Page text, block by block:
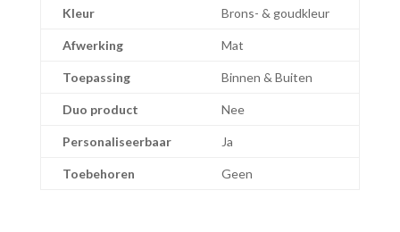
Kleur Brons- & goudkleur
Afwerking Mat
Toepassing Binnen & Buiten
Duo product Nee
Personaliseerbaar Ja
Toebehoren Geen